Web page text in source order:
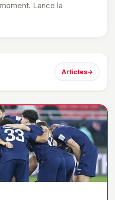
Lance la
Articles→